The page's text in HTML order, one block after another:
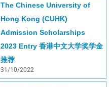
The Chinese University of
Hong Kong (CUHK)
Admission Scholarships
2023 Entry 香港中文大学奖学金
推荐
31/10/2022